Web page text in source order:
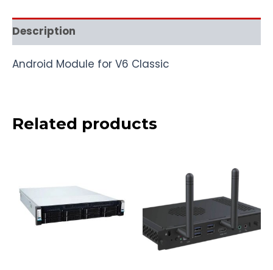
Description
Android Module for V6 Classic
Related products